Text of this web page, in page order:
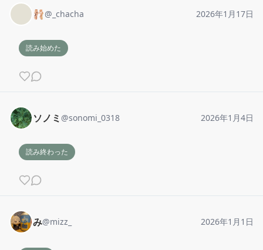
🩰@ _chacha 2026年1月17日
読み始めた
ソノミ @sonomi_0318 2026年1月4日
読み終わった
み@mizz_ 2026年1月1日